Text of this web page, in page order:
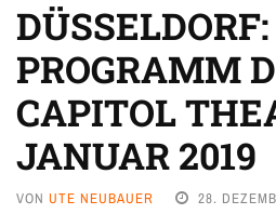
PROGRAMM
CAPITOL
JANUAR 2019
VON UTE NEUBAUER 28.